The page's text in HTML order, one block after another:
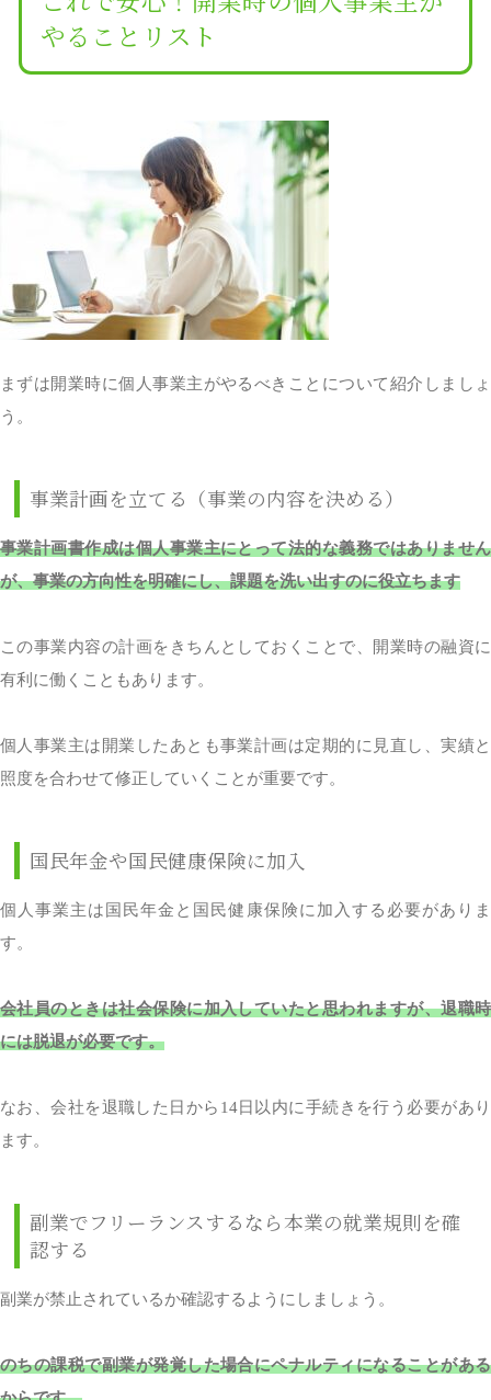
やることリスト
まずは開業時に個人事業主がやるべきことについて紹介しましょ
う。
事業計画を立てる（事業の内容を決める）
事業計画書作成は個人事業主にとって法的な義務ではありません
が、事業の方向性を明確にし、課題を洗い出すのに役立ちます
この事業内容の計画をきちんとしておくことで、開業時の融資に
有利に働くこともあります。
個人事業主は開業したあとも事業計画は定期的に見直し、実績と
照度を合わせて修正していくことが重要です。
国民年金や国民健康保険に加入
個人事業主は国民年金と国民健康保険に加入する必要がありま
す。
会社員のときは社会保険に加入していたと思われますが、退職時
には脱退が必要です。
なお、会社を退職した日から14日以内に手続きを行う必要があり
ます。
副業でフリーランスするなら本業の就業規則を確
認する
副業が禁止されているか確認するようにしましょう。
のちの課税で副業が発覚した場合にペナルティになることがある